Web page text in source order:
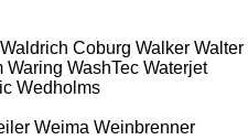
Waldrich Coburg Walker Walter
Waring WashTec Waterjet
Wedholms
Weima Weinbrenner